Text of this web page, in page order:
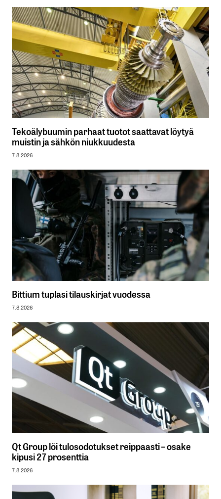
Tekoälybuumin parhaat tuotot saattavat löytyä
muistin ja sähkön niukkuudesta
7.8.2026
Bittium tuplasi tilauskirjat vuodessa
7.8.2026
Qt Group löi tulosodotukset reippaasti – osake
kipusi 27 prosenttia
7.8.2026